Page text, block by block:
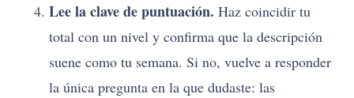
Lee la clave de puntuación. Haz coincidir tu
total con un nivel y confirma que la descripción
suene como tu semana. Si no, vuelve a responder
la única pregunta en la que dudaste: las